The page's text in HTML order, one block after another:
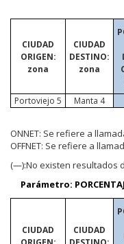
CIUDAD
ORIGEN:
zona
CIUDAD
DESTINO:
zona
Portoviejo 5
Manta 4
ONNET: Se refiere a
OFFNET: Se refiere a
(—):No existen resultados
Parámetro:
CIUDAD
CIUDAD